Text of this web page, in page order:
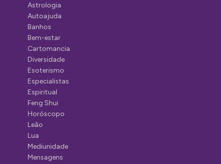
Astrologia
Autoajuda
Banhos
Bem-estar
Cartomancia
Diversidade
Esoterismo
Especialistas
Espiritual
Feng Shui
Horóscopo
Leão
Lua
Mediunidade
Mensagens